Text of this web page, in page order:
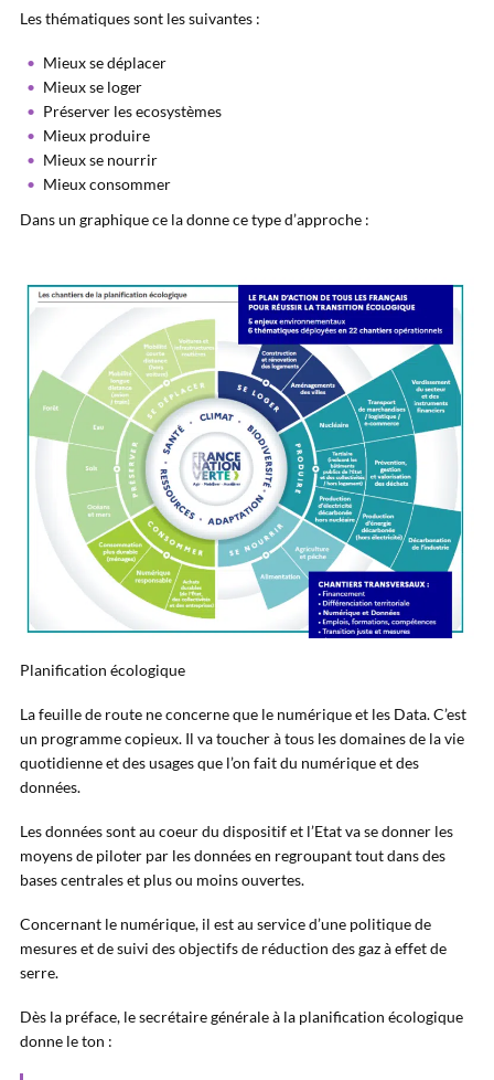
Les thématiques sont les suivantes :
Mieux se déplacer
Mieux se loger
Préserver les ecosystèmes
Mieux produire
Mieux se nourrir
Mieux consommer
Dans un graphique ce la donne ce type d’approche :
Planification écologique
La feuille de route ne concerne que le numérique et les Data. C’est
un programme copieux. Il va toucher à tous les domaines de la vie
quotidienne et des usages que l’on fait du numérique et des
données.
Les données sont au coeur du dispositif et l’Etat va se donner les
moyens de piloter par les données en regroupant tout dans des
bases centrales et plus ou moins ouvertes.
Concernant le numérique, il est au service d’une politique de
mesures et de suivi des objectifs de réduction des gaz à effet de
serre.
Dès la préface, le secrétaire générale à la planification écologique
donne le ton :